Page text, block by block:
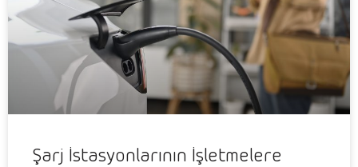
Şarj İstasyonlarının İşletmelere